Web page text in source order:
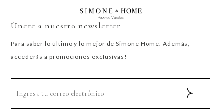
Únete a nuestro newsletter
Para saber lo último y lo mejor de Simone Home. Además,
accederás a promociones exclusivas!